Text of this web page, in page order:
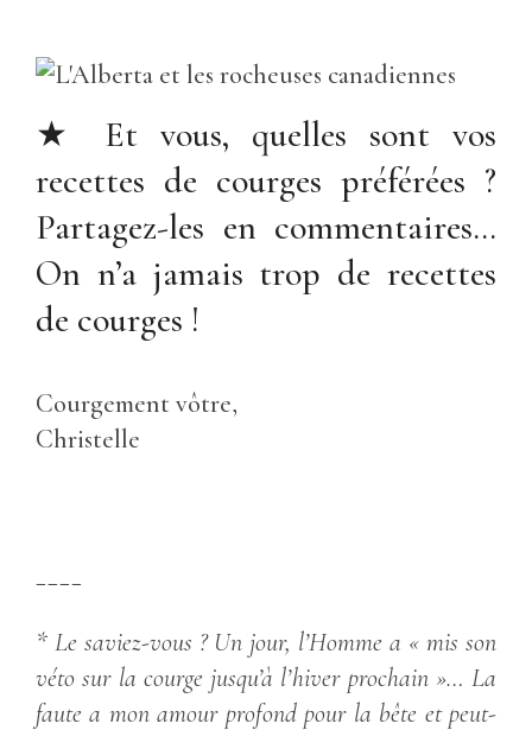
★ Et vous, quelles sont vos
recettes de courges préférées ?
Partagez-les en commentaires…
On n’a jamais trop de recettes
de courges !
Courgement vôtre,
Christelle
* Le saviez-vous ? Un jour, l’Homme a « mis son
véto sur la courge jusqu’à l’hiver prochain »… La
faute a mon amour profond pour la bête et peut-